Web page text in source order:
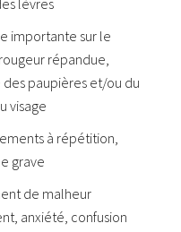
lèvres
importante sur le
répandue,
des paupières et/ou du
visage
à répétition,
grave
de malheur
anxiété, confusion